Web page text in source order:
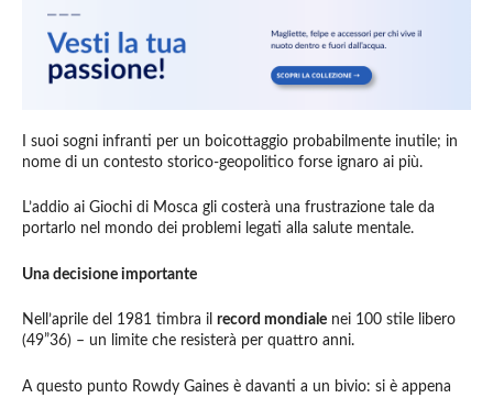
I suoi sogni infranti per un boicottaggio probabilmente inutile; in
nome di un contesto storico-geopolitico forse ignaro ai più.
L’addio ai Giochi di Mosca gli costerà una frustrazione tale da
portarlo nel mondo dei problemi legati alla salute mentale.
Una decisione importante
Nell’aprile del 1981 timbra il record mondiale nei 100 stile libero
(49”36) – un limite che resisterà per quattro anni.
A questo punto Rowdy Gaines è davanti a un bivio: si è appena